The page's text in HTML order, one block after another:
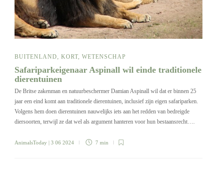
BUITENLAND KORT WETENSCHAP
Safariparkeigenaar Aspinall wil einde traditionele
dierentuinen
De Britse zakenman en natuurbeschermer Damian Aspinall wil dat er binnen 25
jaar een eind komt aan traditionele dierentuinen, inclusief zijn eigen safariparken.
Volgens hem doen dierentuinen nauwelijks iets aan het redden van bedreigde
diersoorten, terwijl ze dat wel als argument hanteren voor hun bestaansrecht….
AnimalsToday | 3 06 2024 7 min